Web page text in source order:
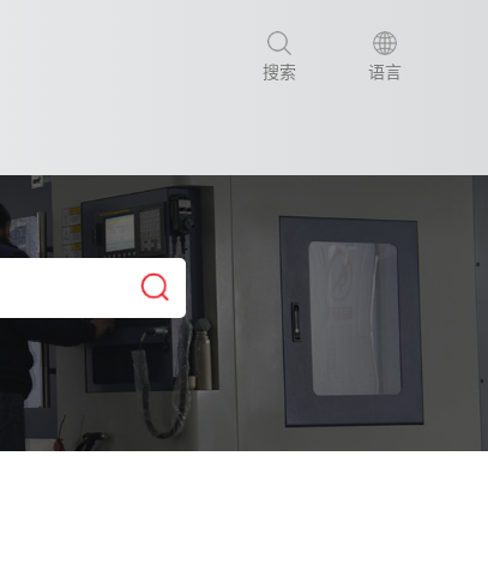
搜索 语言